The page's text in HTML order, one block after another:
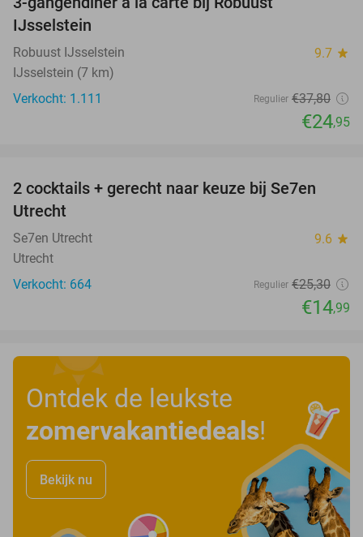
IJsselstein
Robuust IJsselstein 9.7 star
IJsselstein (7 km)
Verkocht: 1.111
Regulier €37,80
€24,95
41%
2 cocktails + gerecht naar keuze bij Se7en
Utrecht
Se7en Utrecht 9.6 star
Utrecht
Verkocht: 664
Regulier €25,30
€14,99
Ontdek de leukste
zomervakantiedeals!
Bekijk nu